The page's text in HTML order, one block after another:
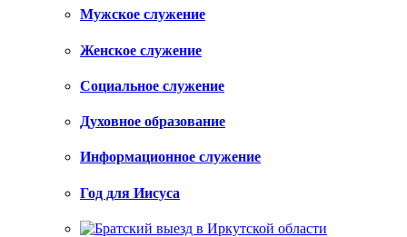
Мужское служение
Женское служение
Социальное служение
Духовное образование
Информационное служение
Год для Иисуса